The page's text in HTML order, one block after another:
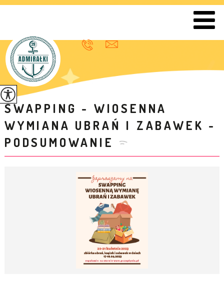
SWAPPING - WIOSENNA
WYMIANA UBRAŃ I ZABAWEK -
PODSUMOWANIE